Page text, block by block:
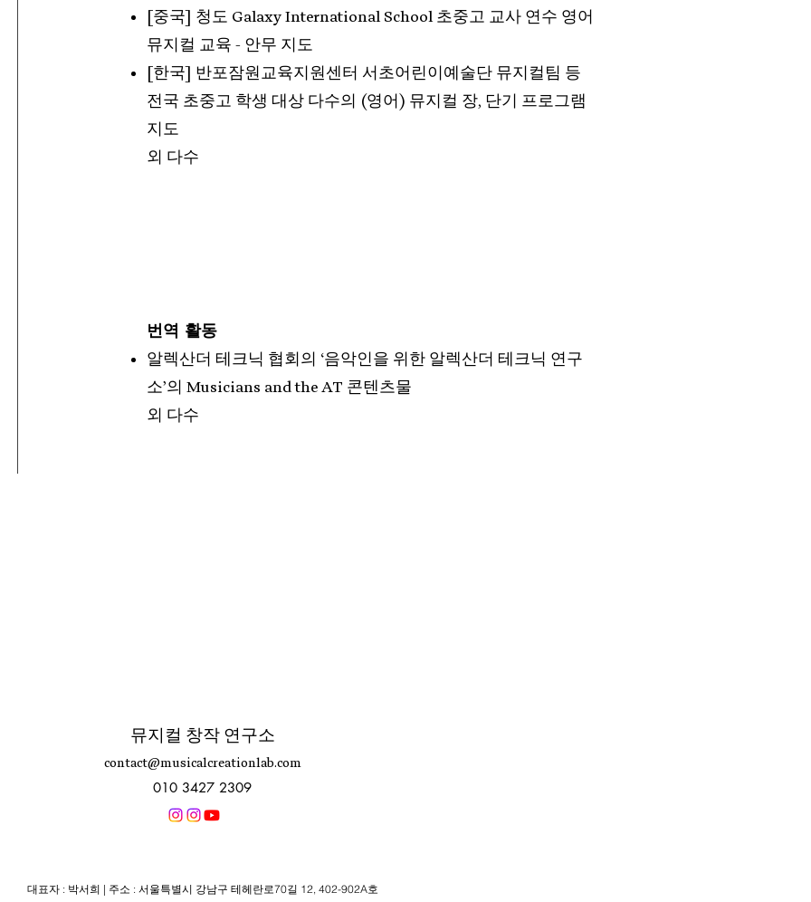
[중국] 청도 Galaxy International School 초중고 교사 연수 영어
뮤지컬 교육 - 안무 지도
[한국] 반포잠원교육지원센터 서초어린이예술단 뮤지컬팀 등
전국 초중고 학생 대상 다수의 (영어) 뮤지컬 장, 단기 프로그램
지도
외 다수
​번역 활동
알렉산더 테크닉 협회의 ‘음악인을 위한 알렉산더 테크닉 연구
소’의 Musicians and the AT 콘텐츠물
외 다수
뮤지컬 창작 연구소
contact@musicalcreationlab.com
010 3427 2309
대표자 : 박서희 | 주소 : 서울특별시 강남구 테헤란로70길 12, 402-902A호